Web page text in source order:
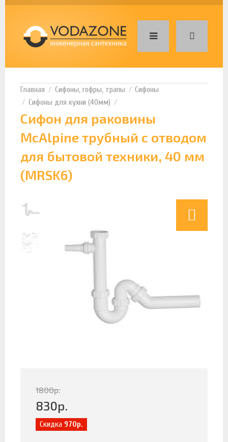
Сифоны, гофры, трапы
Сифоны
Сифоны для кухни (40мм)
Сифон для раковины
McAlpine трубный с отводом
для бытовой техники, 40 мм
(MRSK6)
1800р.
830р.
Скидка 970р.